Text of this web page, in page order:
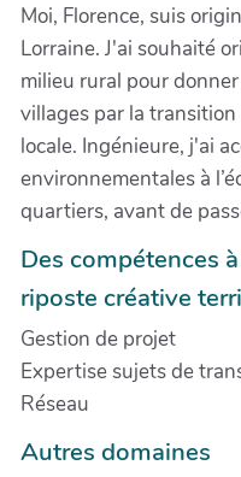
Moi, Florence, suis
Lorraine. J'ai souhaité
milieu rural pour
villages par la
locale. Ingénieure, j'ai
environnementales à
quartiers, avant de
Des compétences
riposte créative
Gestion de projet
Expertise sujets de
Réseau
Autres domaines